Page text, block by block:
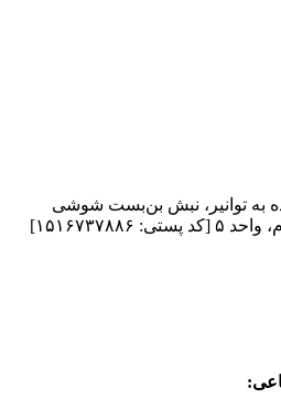
به توانير، نبش بن‌بست شوشی